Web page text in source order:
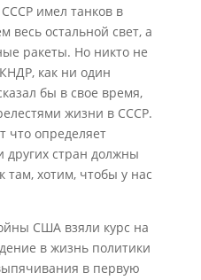
имел танков в
весь остальной свет, а
ракеты. Но никто не
как ни один
бы в свое время,
жизни в СССР.
что определяет
других стран должны
там, хотим, чтобы у нас
США взяли курс на
в жизнь политики
в первую